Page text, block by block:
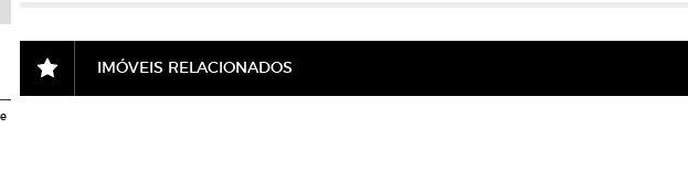
IMÓVEIS RELACIONADOS